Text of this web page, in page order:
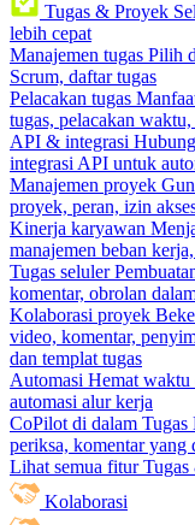
Tugas & Proyek
lebih cepat
Manajemen tugas Pilih
Scrum, daftar tugas
Pelacakan tugas
tugas, pelacakan
API & integrasi
integrasi API untuk
Manajemen proyek
proyek, peran, izin
Kinerja karyawan
manajemen beban
Tugas seluler
komentar, obrolan
Kolaborasi proyek
video, komentar,
dan templat tugas
Automasi Hemat waktu
automasi alur kerja
CoPilot di dalam Tugas
periksa, komentar
Lihat semua fitur
Kolaborasi